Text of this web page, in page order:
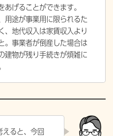
あげることができます。
用途が事業用に限られるた
、地代収入は家賃収入より
。事業者が倒産した場合は
建物が残り手続きが煩雑に
えると、今回